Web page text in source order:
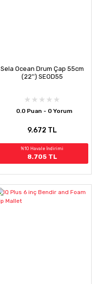
Sela Ocean Drum Çap 55cm
(22'') SEOD55
0.0 Puan - 0 Yorum
9.672 TL
%10 Havale İndirimi
8.705 TL